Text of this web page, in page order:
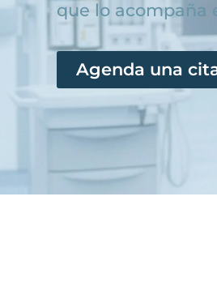
que lo acompaña
Agenda una